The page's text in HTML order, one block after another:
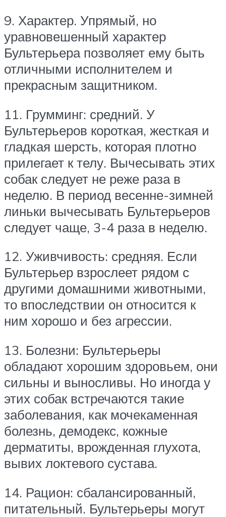
9. Характер. Упрямый, но
уравновешенный характер
Бультерьера позволяет ему быть
отличными исполнителем и
прекрасным защитником.
11. Грумминг: средний. У
Бультерьеров короткая, жесткая и
гладкая шерсть, которая плотно
прилегает к телу. Вычесывать этих
собак следует не реже раза в
неделю. В период весенне-зимней
линьки вычесывать Бультерьеров
следует чаще, 3-4 раза в неделю.
12. Уживчивость: средняя. Если
Бультерьер взрослеет рядом с
другими домашними животными,
то впоследствии он относится к
ним хорошо и без агрессии.
13. Болезни: Бультерьеры
обладают хорошим здоровьем, они
сильны и выносливы. Но иногда у
этих собак встречаются такие
заболевания, как мочекаменная
болезнь, демодекс, кожные
дерматиты, врожденная глухота,
вывих локтевого сустава.
14. Рацион: сбалансированный,
питательный. Бультерьеры могут